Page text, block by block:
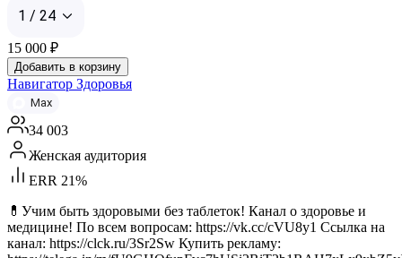
1 / 24
15 000 ₽
Добавить в корзину
Навигатор Здоровья
Max
34 003
Женская аудитория
ERR 21%
💊Учим быть здоровыми без таблеток! Канал о здоровье и
медицине! По всем вопросам: https://vk.cc/cVU8y1 Ссылка на
канал: https://clck.ru/3Sr2Sw Купить рекламу: